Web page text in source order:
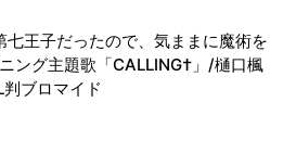
王子だったので、気ままに魔術を
ング主題歌「CALLING†」/樋口楓
ブロマイド